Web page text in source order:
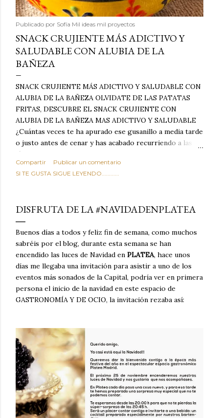
Publicado por Sofía Mil ideas mil proyectos
SNACK CRUJIENTE MÁS ADICTIVO Y
SALUDABLE CON ALUBIA DE LA
BAÑEZA
SNACK CRUJIENTE MÁS ADICTIVO Y SALUDABLE CON
ALUBIA DE LA BAÑEZA OLVIDATE DE LAS PATATAS
FRITAS, DESCUBRE EL SNACK CRUJIENTE CON
ALUBIA DE LA BAÑEZA MAS ADICTIVO Y SALUDABLE
¿Cuántas veces te ha apurado ese gusanillo a media tarde
o justo antes de cenar y has acabado recurriendo a las
típicas patatas de bolsa, frutos secos fritos o snacks
ultraprocesados llenos de grasas saturadas y sodio?
Todos hemos estado ahí. Sin embargo, cuidarse no tiene
satisface. Estas alubias crujientes al horno van a cambiar
por completo tu forma de ver las legumbres. Olvídate de
asociar las alubias únicamente a los guisos tradicionales y
copiosos de invierno. Con esta receta simple pero
revolucionaria, transformaremos un ingrediente tan
humilde como la alubia de La Bañeza en un snack ligero,
dorado, cargado de proteína y 100% natural. Es el
sustituto perfecto a los frutos se...
Compartir
Publicar un comentario
SI TE GUSTA SIGUE LEYENDO............
DISFRUTA DE LA #NAVIDADENPLATEA
Buenos días a todos y feliz fin de semana, como muchos
sabréis por el blog, durante esta semana se han
encendido las luces de Navidad en PLATEA, hace unos
días me llegaba una invitación para asistir a uno de los
eventos más sonados de la Capital, podría ver en primera
persona el inicio de la navidad en este espacio de
GASTRONOMÍA Y DE OCIO, la invitación rezaba así: